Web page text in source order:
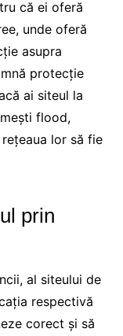
că ei oferă
unde oferă
asupra
protecție
ai siteul la
flood,
lor să fie
prin
al siteului de
respectivă
corect și să